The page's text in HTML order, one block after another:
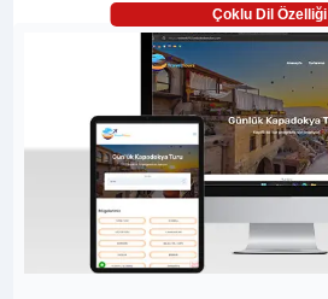
Çoklu Dil Özelliği